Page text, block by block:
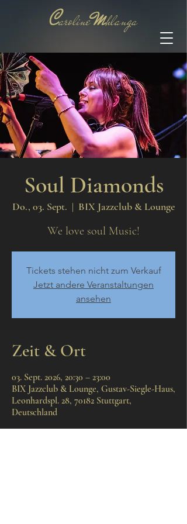
CarolineMhlanga
Soul Diamonds
Do., 03. Sept.
  |
BIX Jazzclub & Lounge
We love soul Music!
Tickets stehen nicht zum Verkauf
Jetzt andere Veranstaltungen
ansehen
Zeit & Ort
03. Sept. 2026, 20:30 – 23:00
BIX Jazzclub & Lounge, Gustav-Siegle-Haus,
Leonhardspl. 28, 70182 Stuttgart,
Deutschland